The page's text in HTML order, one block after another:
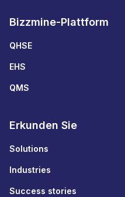
Bizzmine-Plattform
QHSE
EHS
QMS
Erkunden Sie
Solutions
Industries
Success stories